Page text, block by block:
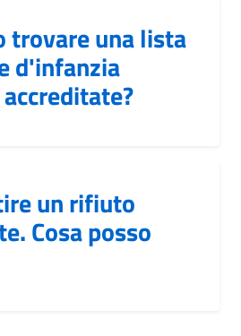
trovare una lista
d'infanzia
un rifiuto
Cosa posso